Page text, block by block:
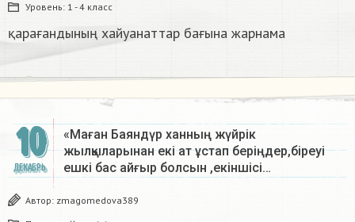
Уровень: 1 - 4 класс
қарағандының хайуанаттар бағына жарнама​
10
ДЕКАБРЬ
«Маған Баяндүр ханның жүйрік
жылқыларынан екі ат ұстап беріңдер,біреуі
ешкі бас айғыр болсын ,екіншісі…
Автор: zmagomedova389